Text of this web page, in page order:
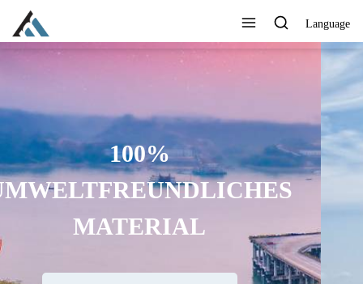
Language
BEDRUCKEN SIE IHR LOGO,
IHRE MARKE, IHRE WEBSITE
ODER ANDERE
INFORMATIONEN, DIE SIE